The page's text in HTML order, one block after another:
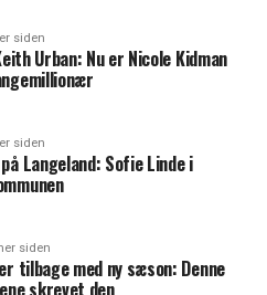
siden
Urban: Nu er Nicole Kidman
siden
Langeland: Sofie Linde i
siden
tilbage med ny sæson: Denne